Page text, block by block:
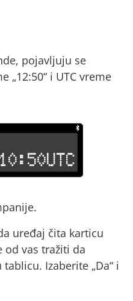
pojavljuju se
„12:50“ i UTC vreme
uređaj čita karticu
od vas tražiti da
Izaberite „Da“ i